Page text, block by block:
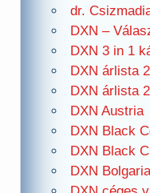
dr.
DXN –
DXN 3 in 1
DXN árlista
DXN árlista
DXN Austria
DXN Black
DXN Black
DXN Bolgaria